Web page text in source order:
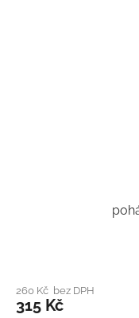
260 Kč bez DPH
315 Kč